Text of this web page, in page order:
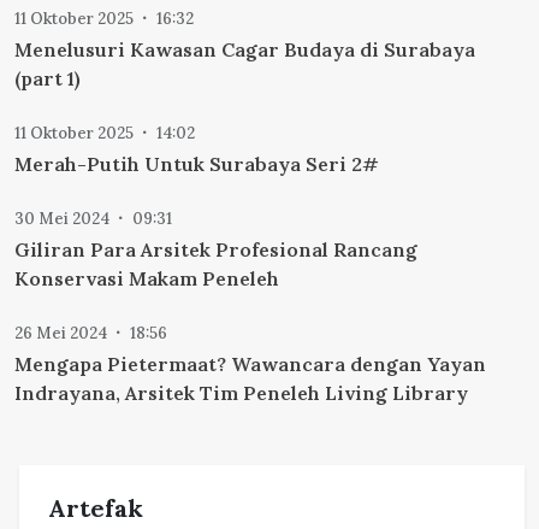
11 Oktober 2025 16:32
Menelusuri Kawasan Cagar Budaya di Surabaya
(part 1)
11 Oktober 2025 14:02
Merah-Putih Untuk Surabaya Seri 2#
30 Mei 2024 09:31
Giliran Para Arsitek Profesional Rancang
Konservasi Makam Peneleh
26 Mei 2024 18:56
Mengapa Pietermaat? Wawancara dengan Yayan
Indrayana, Arsitek Tim Peneleh Living Library
Artefak